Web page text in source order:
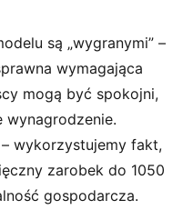
są „wygranymi” –
wymagająca
mogą być spokojni,
wynagrodzenie.
wykorzystujemy fakt,
zarobek do 1050
gospodarcza.